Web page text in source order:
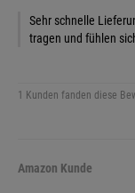
Sehr schnelle
tragen und fühlen
1 Kunden fanden diese
Amazon Kunde